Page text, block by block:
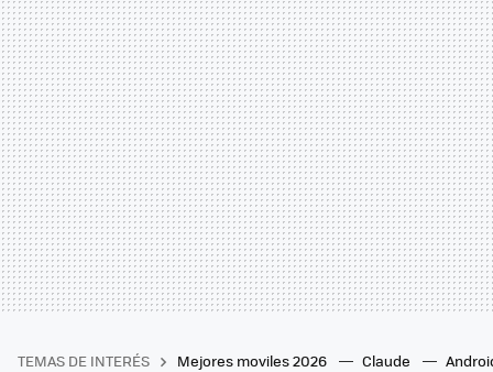
TEMAS DE INTERÉS Mejores moviles 2026 Claude